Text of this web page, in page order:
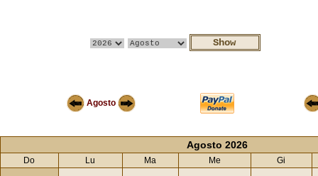
Agosto
Agosto 2026
Do Lu Ma Me Gi